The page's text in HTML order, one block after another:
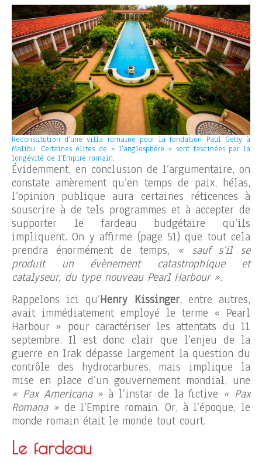
Reconstitution d’une villa romaine pour la fondation Paul Getty à
Malibu. Certaines élites de « l’anglosphère » sont fascinées par la
longévité de l’Empire romain.
Évidemment, en conclusion de l’argumentaire, on
constate amèrement qu’en temps de paix, hélas,
l’opinion publique aura certaines réticences à
souscrire à de tels programmes et à accepter de
supporter le fardeau budgétaire qu’ils
impliquent. On y affirme (page 51) que tout cela
prendra énormément de temps, « sauf s’il se
produit un évènement catastrophique et
catalyseur, du type nouveau Pearl Harbour ».
Rappelons ici qu’Henry Kissinger, entre autres,
avait immédiatement employé le terme « Pearl
Harbour » pour caractériser les attentats du 11
septembre. Il est donc clair que l’enjeu de la
guerre en Irak dépasse largement la question du
contrôle des hydrocarbures, mais implique la
mise en place d’un gouvernement mondial, une
« Pax Americana » à l’instar de la fictive « Pax
Romana »de l’Empire romain. Or, à l’époque, le
monde romain était le monde tout court.
Le fardeau